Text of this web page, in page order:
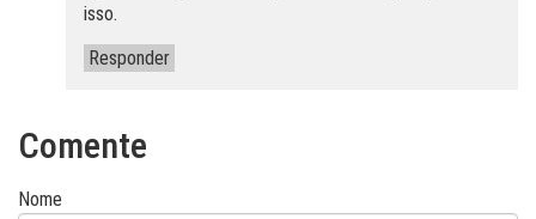
isso.
Responder
Comente
Nome